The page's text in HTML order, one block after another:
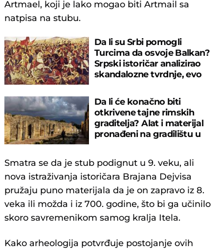
Artmael, koji je lako mogao biti Artmail sa
natpisa na stubu.
Da li su Srbi pomogli
Turcima da osvoje Balkan?
Srpski istoričar analizirao
skandalozne tvrdnje, evo
Da li će konačno biti
otkrivene tajne rimskih
graditelja? Alat i materijal
pronađeni na gradilištu u
Smatra se da je stub podignut u 9. veku, ali
nova istraživanja istoričara Brajana Dejvisa
pružaju puno materijala da je on zapravo iz 8.
veka ili možda i iz 700. godine, što bi ga učinilo
skoro savremenikom samog kralja Itela.
Kako arheologija potvrđuje postojanje ovih